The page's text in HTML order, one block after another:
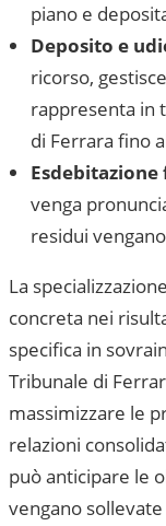
piano e
Deposito e
ricorso,
rappresenta in
di Ferrara fino
Esdebitazione
venga
residui
La
concreta nei
specifica in
Tribunale di
massimizzare le
relazioni
può anticipare le
vengano